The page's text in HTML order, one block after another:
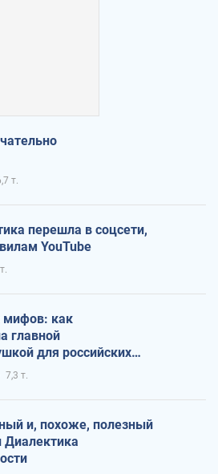
т.
перешла в соцсети,
YouTube
мифов: как
главной
для российских
7,3 т.
и, похоже, полезный
Диалектика